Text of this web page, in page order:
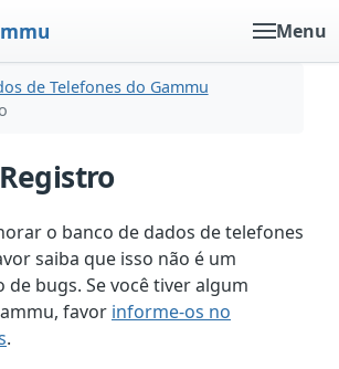
Menu
de Telefones do Gammu
o banco de dados de telefones
saiba que isso não é um
bugs. Se você tiver algum
favor informe-os no
.